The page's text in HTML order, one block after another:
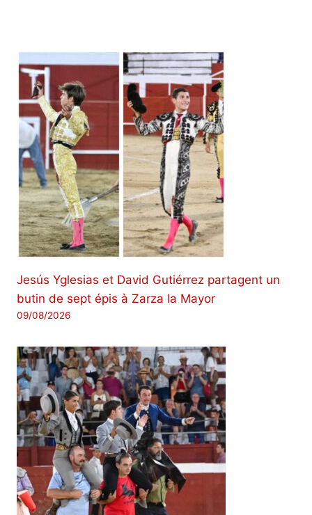
Jesús Yglesias et David Gutiérrez partagent un
butin de sept épis à Zarza la Mayor
09/08/2026